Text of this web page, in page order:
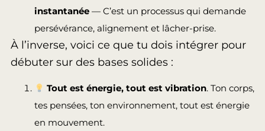
instantanée— C’est un processus qui demande
persévérance, alignement et lâcher-prise.
À l’inverse, voici ce que tu dois intégrer pour
débuter sur des bases solides :
Tout est énergie, tout est vibration. Ton corps,
tes pensées, ton environnement, tout est énergie
en mouvement.